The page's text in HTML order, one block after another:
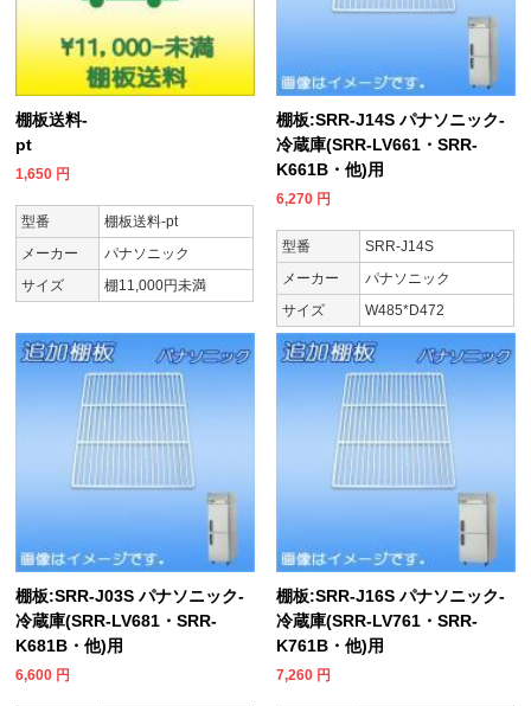
棚板送料-
pt
1,650 円
型番
棚板送料-pt
メーカー
パナソニック
サイズ
棚11,000円未満
棚板:SRR-J14S パナソニック-
冷蔵庫(SRR-LV661・SRR-
K661B・他)用
6,270 円
型番
SRR-J14S
メーカー
パナソニック
サイズ
W485*D472
棚板:SRR-J03S パナソニック-
冷蔵庫(SRR-LV681・SRR-
K681B・他)用
6,600 円
棚板:SRR-J16S パナソニック-
冷蔵庫(SRR-LV761・SRR-
K761B・他)用
7,260 円